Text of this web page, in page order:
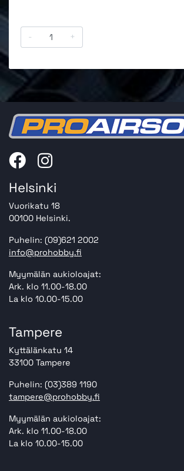
- +
Helsinki
Vuorikatu 18
00100 Helsinki.
Puhelin: (09)621 2002
info@prohobby.fi
Myymälän aukioloajat:
Ark. klo 11.00-18.00
La klo 10.00-15.00
Tampere
Kyttälänkatu 14
33100 Tampere
Puhelin: (03)389 1190
tampere@prohobby.fi
Myymälän aukioloajat:
Ark. klo 11.00-18.00
La klo 10.00-15.00